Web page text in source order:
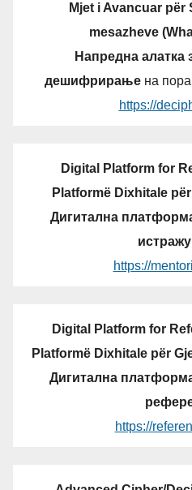
Mjet i Avancuar
mesazheve
Напредна
дешифрирањена
https://
Digital Platform for
Platformë Dixhitale
Дигитална
https://
Digital Platform for
Platformë Dixhitale për
Дигитална
https://